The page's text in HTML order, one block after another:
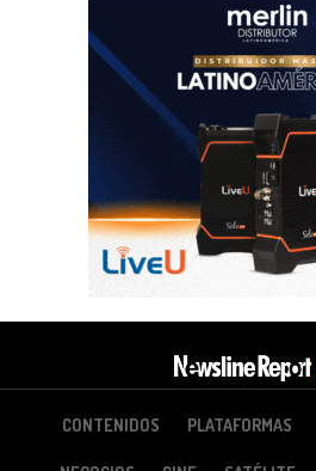
CONTENIDOS PLATAFORMAS